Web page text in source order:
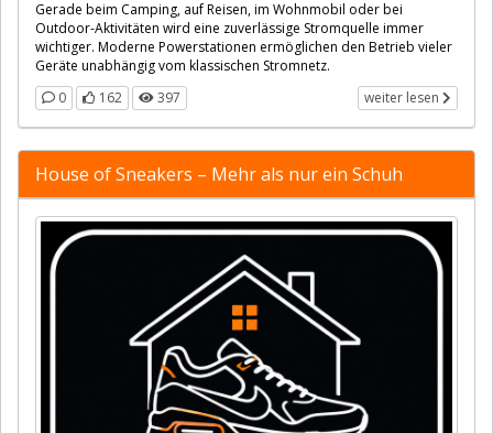
Gerade beim Camping, auf Reisen, im Wohnmobil oder bei
Outdoor-Aktivitäten wird eine zuverlässige Stromquelle immer
wichtiger. Moderne Powerstationen ermöglichen den Betrieb vieler
Geräte unabhängig vom klassischen Stromnetz.
0
162 397 weiter lesen
House of Sneakers – Mehr als nur ein Schuh